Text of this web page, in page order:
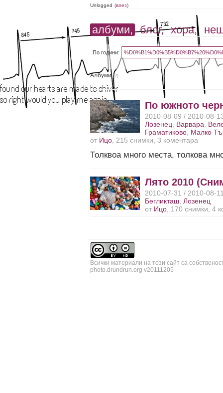
Unlogged (влез)
албуми, блог, хора,
По години:
Албуми(2)
По южното
2010-08-09 / 2010-08-
Лозенец
Варвара
Граматиково Малко
от Ицо , 215 снимки, 3 коментара
Толквоа много места, толкова
Лято 2010
2010-07-31 / 2010-08-
Бегликташ ,Лозенец
от Ицо , 170 снимки, 4
Всички материали на този сайт са
photo.drundrun.org v20111205